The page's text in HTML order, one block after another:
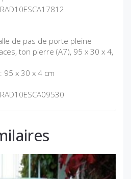
de pas de porte pleine
ton pierre (A7), 95 x 30 x 4,
95 x 30 x 4 cm